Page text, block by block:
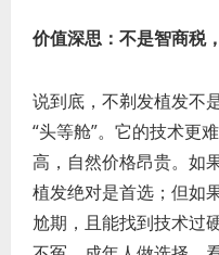
价值深思：不是智商税
说到底，不剃发植发不
“头等舱”。它的技术更
高，自然价格昂贵。如
植发绝对是首选；但如
尬期，且能找到技术过